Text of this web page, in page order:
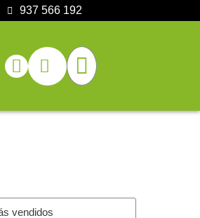
937 566 192